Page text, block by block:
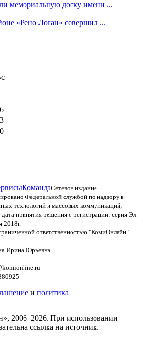
мемориальную доску имени ...
«Рено Логан» совершил ...
КомандаСетевое издание
Федеральной службой по надзору в
технологий и массовых коммуникаций;
принятия решения о регистрации: серия Эл
ответственностью "КомиОнлайн"
Ирина Юрьевна.
и политика
2006–2026. При использовании
ссылка на источник.